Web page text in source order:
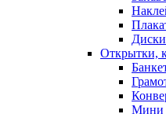
Открытки,
Мини